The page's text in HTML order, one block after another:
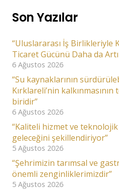
Son Yazılar
“Uluslararası İş Birlikleriyle
Ticaret Gücünü Daha da
6 Ağustos 2026
“Su kaynaklarının
Kırklareli’nin
biridir”
6 Ağustos 2026
“Kaliteli hizmet ve
geleceğini şekillendiriyor”
5 Ağustos 2026
“Şehrimizin tarımsal ve
önemli zenginliklerimizdir”
5 Ağustos 2026